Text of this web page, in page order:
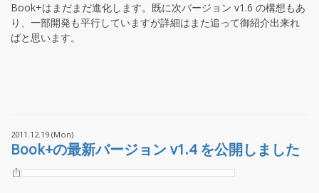
Book+はまだまだ進化します。既に次バージョン v1.6 の構想もあ
り、一部開発も平行していますが詳細はまた追って御紹介出来れ
ばと思います。
2011.12.19 (Mon)
Book+の最新バージョン v1.4 を公開しました